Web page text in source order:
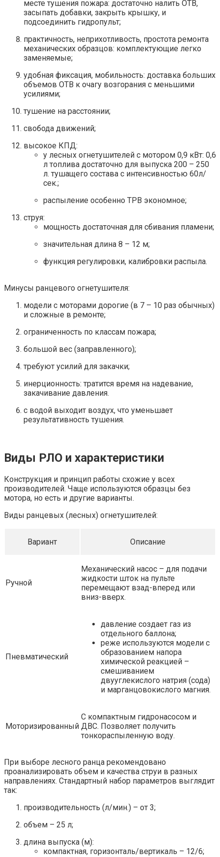
месте тушения пожара: достаточно налить ОТВ,
засыпать добавки, закрыть крышку, и
подсоединить гидропульт;
практичность, неприхотливость, простота ремонта
механических образцов: комплектующие легко
заменяемые;
удобная фиксация, мобильность: доставка больших
объемов ОТВ к очагу возгорания с меньшими
усилиями;
тушение на расстоянии;
свобода движений;
высокое КПД:
у лесных огнетушителей с мотором 0,9 кВт: 0,6
л топлива достаточно для выпуска 200 – 250
л. тушащего состава с интенсивностью 60л/
сек.;
распыление особенно ТРВ экономное;
струя:
мощность достаточная для сбивания пламени;
значительная длина 8 – 12 м;
функция регулировки, калибровки распыла.
Минусы ранцевого огнетушителя:
модели с моторами дорогие (в 7 – 10 раз обычных)
и сложные в ремонте;
ограниченность по классам пожара;
большой вес (заправленного);
требуют усилий для закачки;
инерционность: тратится время на надевание,
закачивание давления.
с водой выходит воздух, что уменьшает
результативность тушения.
Виды РЛО и характеристики
Конструкция и принцип работы схожие у всех
производителей. Чаще используются образцы без
мотора, но есть и другие варианты.
Виды ранцевых (лесных) огнетушителей:
Вариант Описание
Ручной
Механический насос – для подачи
жидкости шток на пульте
перемещают взад-вперед или
вниз-вверх.
Пневматический
давление создает газ из
отдельного баллона;
реже используются модели с
образованием напора
химической реакцией –
смешиванием
двууглекислого натрия (сода)
и марганцовокислого магния.
Моторизированный
С компактным гидронасосом и
ДВС. Позволяет получить
тонкораспыленную воду.
При выборе лесного ранца рекомендовано
проанализировать объем и качества струи в разных
направлениях. Стандартный набор параметров выглядит
так:
производительность (л/мин.) – от 3;
объем – 25 л;
длина выпуска (м):
компактная, горизонталь/вертикаль – 12/6;